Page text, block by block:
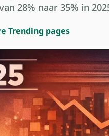
28% naar 35% in
Trending pages